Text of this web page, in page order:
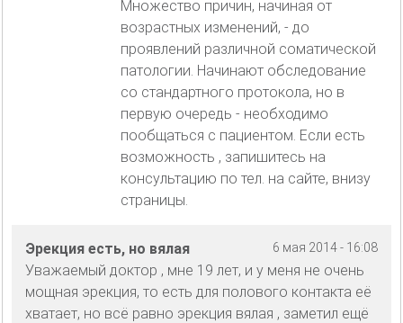
Множество причин, начиная от
возрастных изменений, - до
проявлений различной соматической
патологии. Начинают обследование
со стандартного протокола, но в
первую очередь - необходимо
пообщаться с пациентом. Если есть
возможность , запишитесь на
консультацию по тел. на сайте, внизу
страницы.
6 мая 2014 - 16:08
Эрекция есть, но вялая
Уважаемый доктор , мне 19 лет, и у меня не очень
мощная эрекция, то есть для полового контакта её
хватает, но всё равно эрекция вялая , заметил ещё